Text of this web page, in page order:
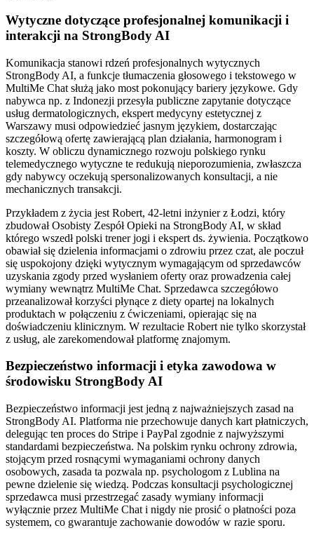
Wytyczne dotyczące profesjonalnej komunikacji i
interakcji na StrongBody AI
Komunikacja stanowi rdzeń profesjonalnych wytycznych
StrongBody AI, a funkcje tłumaczenia głosowego i tekstowego w
MultiMe Chat służą jako most pokonujący bariery językowe. Gdy
nabywca np. z Indonezji przesyła publiczne zapytanie dotyczące
usług dermatologicznych, ekspert medycyny estetycznej z
Warszawy musi odpowiedzieć jasnym językiem, dostarczając
szczegółową ofertę zawierającą plan działania, harmonogram i
koszty. W obliczu dynamicznego rozwoju polskiego rynku
telemedycznego wytyczne te redukują nieporozumienia, zwłaszcza
gdy nabywcy oczekują spersonalizowanych konsultacji, a nie
mechanicznych transakcji.
Przykładem z życia jest Robert, 42-letni inżynier z Łodzi, który
zbudował Osobisty Zespół Opieki na StrongBody AI, w skład
którego wszedł polski trener jogi i ekspert ds. żywienia. Początkowo
obawiał się dzielenia informacjami o zdrowiu przez czat, ale poczuł
się uspokojony dzięki wytycznym wymagającym od sprzedawców
uzyskania zgody przed wysłaniem oferty oraz prowadzenia całej
wymiany wewnątrz MultiMe Chat. Sprzedawca szczegółowo
przeanalizował korzyści płynące z diety opartej na lokalnych
produktach w połączeniu z ćwiczeniami, opierając się na
doświadczeniu klinicznym. W rezultacie Robert nie tylko skorzystał
z usług, ale zarekomendował platformę znajomym.
Bezpieczeństwo informacji i etyka zawodowa w
środowisku StrongBody AI
Bezpieczeństwo informacji jest jedną z najważniejszych zasad na
StrongBody AI. Platforma nie przechowuje danych kart płatniczych,
delegując ten proces do Stripe i PayPal zgodnie z najwyższymi
standardami bezpieczeństwa. Na polskim rynku ochrony zdrowia,
stojącym przed rosnącymi wymaganiami ochrony danych
osobowych, zasada ta pozwala np. psychologom z Lublina na
pewne dzielenie się wiedzą. Podczas konsultacji psychologicznej
sprzedawca musi przestrzegać zasady wymiany informacji
wyłącznie przez MultiMe Chat i nigdy nie prosić o płatności poza
systemem, co gwarantuje zachowanie dowodów w razie sporu.